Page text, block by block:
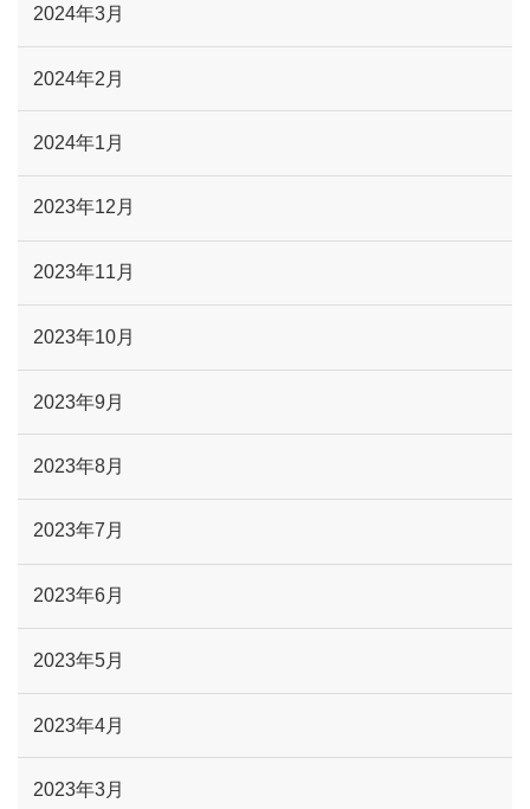
2024年3月
2024年2月
2024年1月
2023年12月
2023年11月
2023年10月
2023年9月
2023年8月
2023年7月
2023年6月
2023年5月
2023年4月
2023年3月